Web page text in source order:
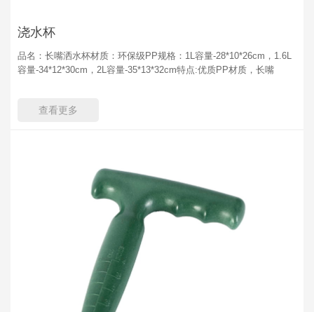
浇水杯
品名：长嘴洒水杯材质：环保级PP规格：1L容量-28*10*26cm，1.6L
容量-34*12*30cm，2L容量-35*13*32cm特点:优质PP材质，长嘴
查看更多